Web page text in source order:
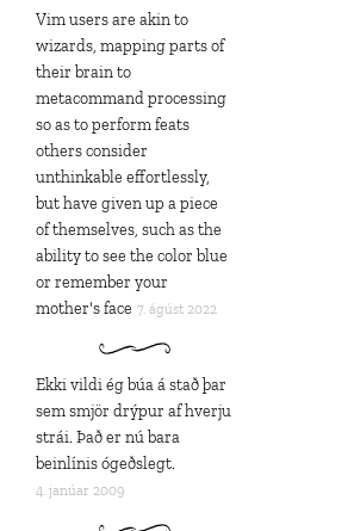
Vim users are akin to
wizards, mapping parts of
their brain to
metacommand processing
so as to perform feats
others consider
unthinkable effortlessly,
but have given up a piece
of themselves, such as the
ability to see the color blue
or remember your
mother's face 7. ágúst 2022
Ekki vildi ég búa á stað þar
sem smjör drýpur af hverju
strái. Það er nú bara
beinlínis ógeðslegt.
4. janúar 2009